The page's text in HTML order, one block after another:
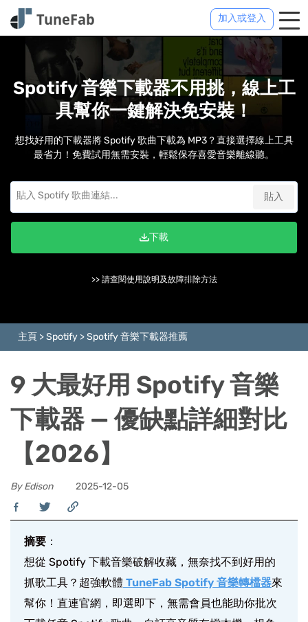
加入或登入
Spotify 音樂下載器不用挑，線上工
具幫你一鍵解決免安裝！
想找好用的下載器將 Spotify 歌曲下載為 MP3？直接選擇線上工具
最省力！免費試用無需安裝，輕鬆保存喜愛音樂離線聽。
貼入
下載
>> 請查閱使用說明及故障排除方法
主頁 >Spotify >Spotify 音樂下載器推薦
9 大最好用 Spotify 音樂
下載器 — 優缺點詳細對比
【2026】
By Edison 2025-12-05
摘要 ：
想從 Spotify 下載音樂破解收藏，無奈找不到好用的
抓歌工具？超強軟體 TuneFab Spotify 音樂轉檔器來
幫你！直連官網，即選即下，無需會員也能助你批次